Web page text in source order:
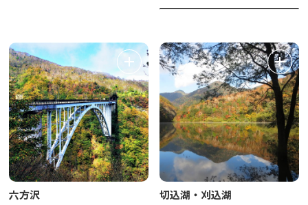
六方沢 切込湖・刈込湖